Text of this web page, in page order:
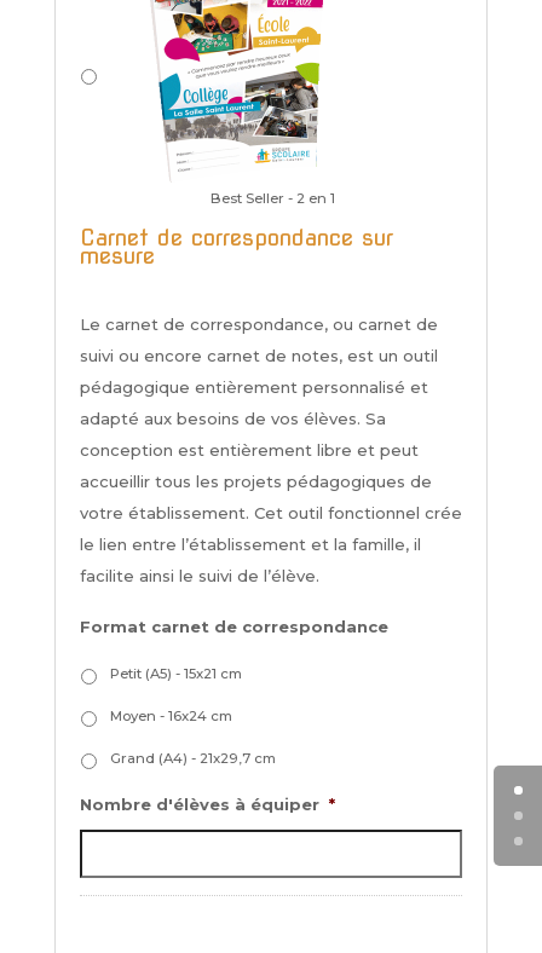
Best Seller - 2 en 1
Carnet de correspondance sur
mesure
Le carnet de correspondance, ou carnet de
suivi ou encore carnet de notes, est un outil
pédagogique entièrement personnalisé et
adapté aux besoins de vos élèves. Sa
conception est entièrement libre et peut
accueillir tous les projets pédagogiques de
votre établissement. Cet outil fonctionnel crée
le lien entre l’établissement et la famille, il
facilite ainsi le suivi de l’élève.
Format carnet de correspondance
Petit (A5) - 15x21 cm
Moyen - 16x24 cm
Grand (A4) - 21x29,7 cm
Nombre d'élèves à équiper *